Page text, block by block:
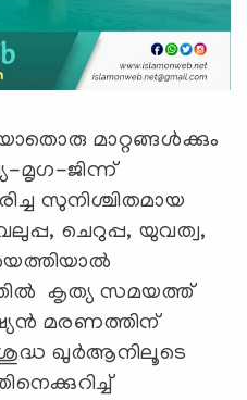
മാറ്റങ്ങൾക്കും
മൃഗ-ജിന്ന്
സുനിശ്ചിതമായ
ചെറുപ്പ, യുവത്വ,
കൃത്യ സമയത്ത്
മരണത്തിന്
ഖുർആനിലൂടെ